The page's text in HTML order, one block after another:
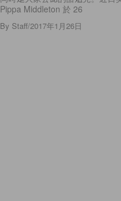
Pippa Middleton 於 26
By Staff/2017年1月26日